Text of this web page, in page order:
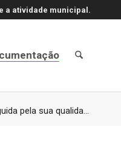
a atividade municipal.
pela sua qualida...